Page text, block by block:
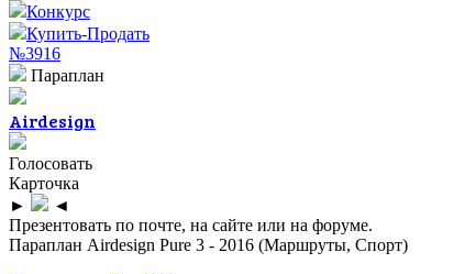
Конкурс
Купить-Продать
№3916
Параплан
Airdesign
Голосовать
Карточка
►
◄
Презентовать по почте, на сайте или на форуме.
Параплан Airdesign Pure 3 - 2016 (Маршруты, Спорт)